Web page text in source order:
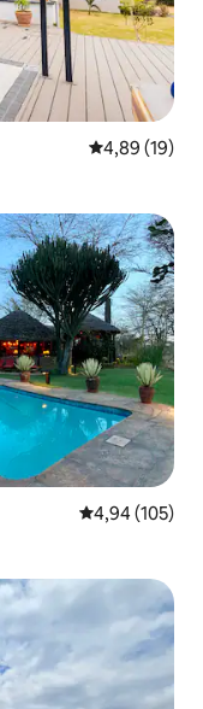
Gemiddelde
4,89 (19)
Gemiddelde
4,94 (105)